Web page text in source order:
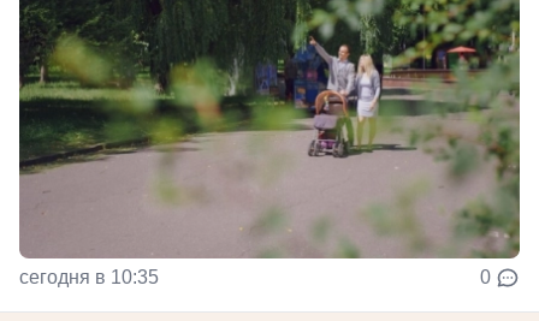
сегодня в 10:35 0